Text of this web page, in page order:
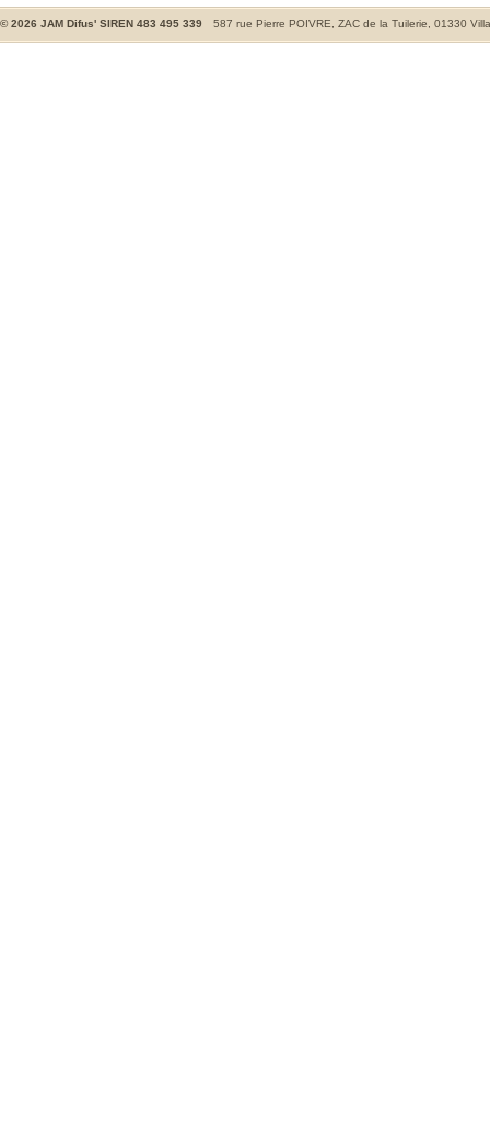
©2026 JAM Difus' SIREN 483 495 339 587 rue Pierre POIVRE, ZAC de la Tuilerie, 01330